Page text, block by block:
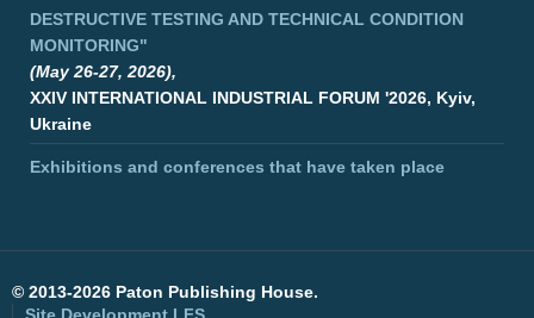
DESTRUCTIVE TESTING AND TECHNICAL CONDITION
MONITORING"
(May 26-27, 2026),
XXIV INTERNATIONAL INDUSTRIAL FORUM '2026, Kyiv,
Ukraine
Exhibitions and conferences that have taken place
© 2013-2026 Paton Publishing House.